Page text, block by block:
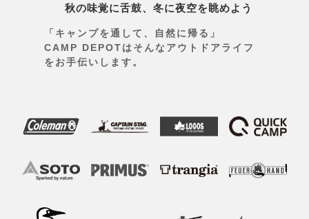
秋の味覚に舌鼓、冬に夜空を眺めよう
「キャンプを通して、自然に帰る」
CAMP DEPOTはそんなアウトドアライフ
をお手伝いします。